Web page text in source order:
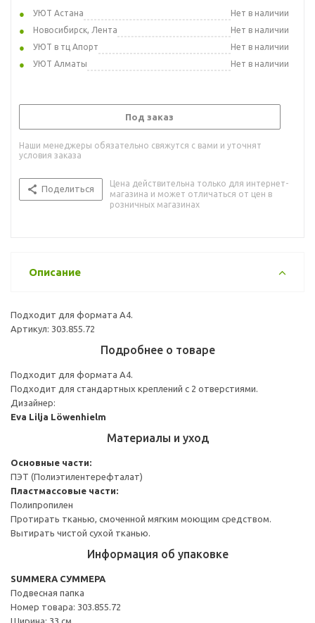
УЮТ Астана
Нет в наличии
Новосибирск, Лента
Нет в наличии
УЮТ в тц Апорт
Нет в наличии
УЮТ Алматы
Нет в наличии
Под заказ
Наши менеджеры обязательно свяжутся с вами и уточнят
условия заказа
Поделиться
Цена действительна только для интернет-
магазина и может отличаться от цен в
розничных магазинах
Описание
Подходит для формата А4.
Артикул: 303.855.72
Подробнее о товаре
Подходит для формата А4.
Подходит для стандартных креплений с 2 отверстиями.
Дизайнер:
Eva Lilja Löwenhielm
Материалы и уход
Основные части:
ПЭТ (Полиэтилентерефталат)
Пластмассовые части:
Полипропилен
Протирать тканью, смоченной мягким моющим средством.
Вытирать чистой сухой тканью.
Информация об упаковке
SUMMERA СУММЕРА
Подвесная папка
Номер товара: 303.855.72
Ширина: 33 см